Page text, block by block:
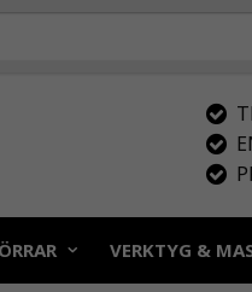
VERKTYG &